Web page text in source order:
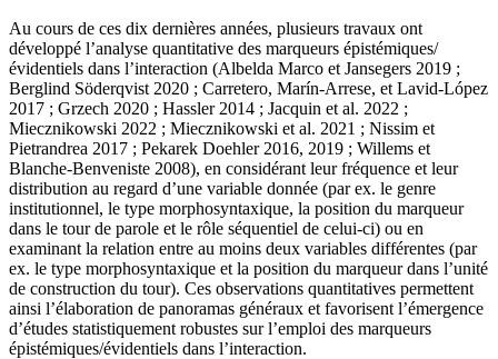
Au cours de ces dix dernières années, plusieurs travaux ont
développé l’analyse quantitative des marqueurs épistémiques/
évidentiels dans l’interaction (Albelda Marco et Jansegers 2019 ;
Berglind Söderqvist 2020 ; Carretero, Marín-Arrese, et Lavid-López
2017 ; Grzech 2020 ; Hassler 2014 ; Jacquin et al. 2022 ;
Miecznikowski 2022 ; Miecznikowski et al. 2021 ; Nissim et
Pietrandrea 2017 ; Pekarek Doehler 2016, 2019 ; Willems et
Blanche-Benveniste 2008), en considérant leur fréquence et leur
distribution au regard d’une variable donnée (par ex. le genre
institutionnel, le type morphosyntaxique, la position du marqueur
dans le tour de parole et le rôle séquentiel de celui-ci) ou en
examinant la relation entre au moins deux variables différentes (par
ex. le type morphosyntaxique et la position du marqueur dans l’unité
de construction du tour). Ces observations quantitatives permettent
ainsi l’élaboration de panoramas généraux et favorisent l’émergence
d’études statistiquement robustes sur l’emploi des marqueurs
épistémiques/évidentiels dans l’interaction.